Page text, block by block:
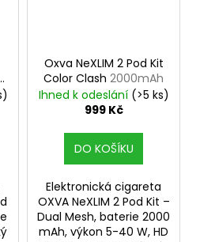
Oxva NeXLIM 2 Pod Kit
Color Clash 2000mAh
Ihned k odeslání (>5 ks)
999 Kč
DO KOŠÍKU
Elektronická cigareta
OXVA NeXLIM 2 Pod Kit –
Dual Mesh, baterie 2000
mAh, výkon 5-40 W, HD